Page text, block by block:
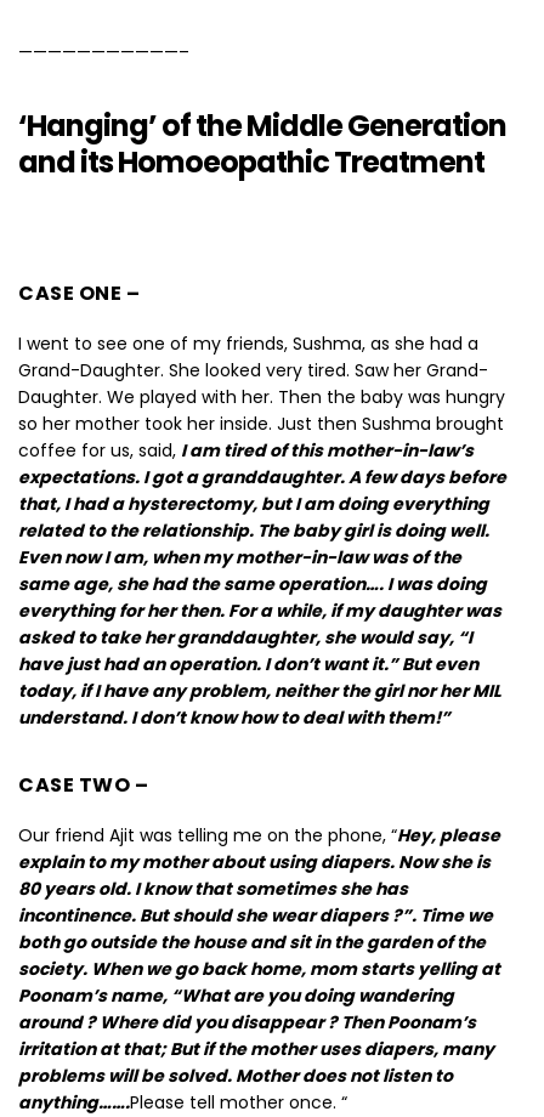
———————————–
‘Hanging’ of the Middle Generation
and its Homoeopathic Treatment
CASE ONE –
I went to see one of my friends, Sushma, as she had a
Grand-Daughter. She looked very tired. Saw her Grand-
Daughter. We played with her. Then the baby was hungry
so her mother took her inside. Just then Sushma brought
coffee for us, said, I am tired of this mother-in-law’s
expectations. I got a granddaughter. A few days before
that, I had a hysterectomy, but I am doing everything
related to the relationship. The baby girl is doing well.
Even now I am, when my mother-in-law was of the
same age, she had the same operation…. I was doing
everything for her then. For a while, if my daughter was
asked to take her granddaughter, she would say, “I
have just had an operation. I don’t want it.” But even
today, if I have any problem, neither the girl nor her MIL
understand. I don’t know how to deal with them!”
CASE TWO –
Our friend Ajit was telling me on the phone, “Hey, please
explain to my mother about using diapers. Now she is
80 years old. I know that sometimes she has
incontinence. But should she wear diapers ?”. Time we
both go outside the house and sit in the garden of the
society. When we go back home, mom starts yelling at
Poonam’s name, “What are you doing wandering
around ? Where did you disappear ? Then Poonam’s
irritation at that; But if the mother uses diapers, many
problems will be solved. Mother does not listen to
anything…….Please tell mother once. “